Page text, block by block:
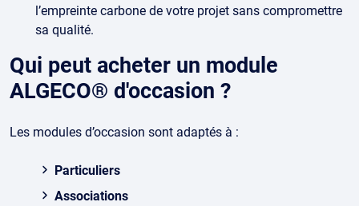
l’empreinte carbone de votre projet sans compromettre
sa qualité.
Qui peut acheter un module
ALGECO® d'occasion ?
Les modules d’occasion sont adaptés à :
Particuliers
Associations